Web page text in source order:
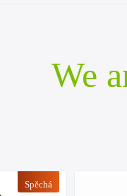
We
Spěchá